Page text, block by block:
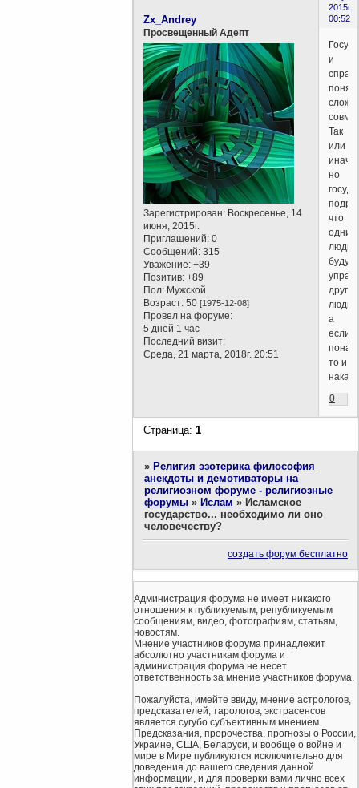
2015г.
00:52
Zx_Andrey
Просвещенный Адепт
Зарегистрирован: Воскресенье, 14
июня, 2015г.
Приглашений: 0
Сообщений: 315
Уважение: +39
Позитив: +89
Пол: Мужской
Возраст: 50[1975-12-08]
Провел на форуме:
5 дней 1 час
Последний визит:
Среда, 21 марта, 2018г. 20:51
и
Так
или
иначе
но
что
одни
люди
будут
а
если
то и
0
Страница:1
» Религия эзотерика философия
анекдоты и демотиваторы на
религиозном форуме - религиозные
форумы » Ислам » Исламское
государство... необходимо ли оно
человечеству?
создать форум бесплатно
Администрация форума не имеет никакого
отношения к публикуемым, републикуемым
сообщениям, видео, фотографиям, статьям,
новостям.
Мнение участников форума принадлежит
абсолютно участникам форума и
администрация форума не несет
ответственность за мнение участников форума.
Пожалуйста, имейте ввиду, мнение астрологов,
предсказателей, тарологов, экстрасенсов
является сугубо субъективным мнением.
Предсказания, пророчества, прогнозы о России,
Украине, США, Беларуси, и вообще о войне и
мире в Мире публикуются исключительно для
доведения до вашего сведения данной
информации, и для проверки вами лично всех